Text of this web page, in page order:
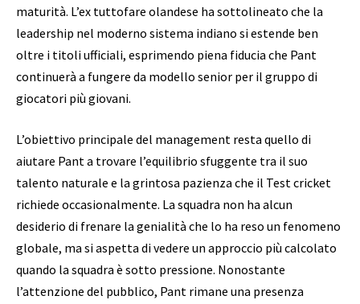
maturità. L’ex tuttofare olandese ha sottolineato che la
leadership nel moderno sistema indiano si estende ben
oltre i titoli ufficiali, esprimendo piena fiducia che Pant
continuerà a fungere da modello senior per il gruppo di
giocatori più giovani.
L’obiettivo principale del management resta quello di
aiutare Pant a trovare l’equilibrio sfuggente tra il suo
talento naturale e la grintosa pazienza che il Test cricket
richiede occasionalmente. La squadra non ha alcun
desiderio di frenare la genialità che lo ha reso un fenomeno
globale, ma si aspetta di vedere un approccio più calcolato
quando la squadra è sotto pressione. Nonostante
l’attenzione del pubblico, Pant rimane una presenza